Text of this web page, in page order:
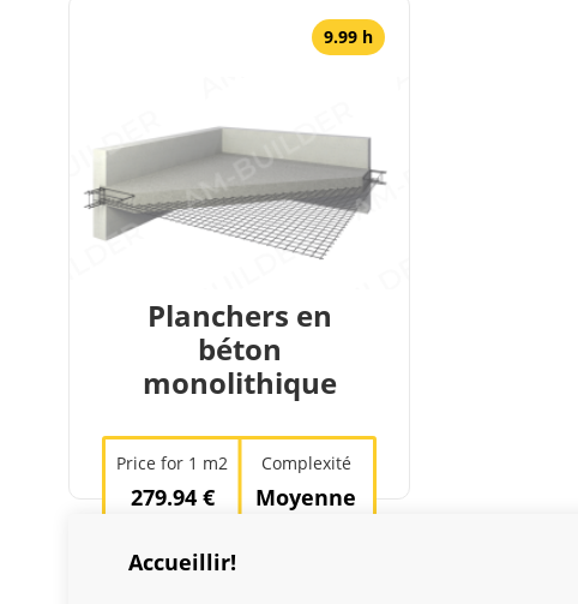
9.99 h
Planchers en
béton
monolithique
Price for 1 m2
279.94 €
Complexité
Moyenne
Accueillir!